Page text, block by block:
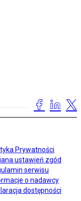
Prywatności
ustawień zgód
serwisu
o nadawcy
dostępności